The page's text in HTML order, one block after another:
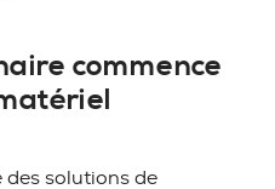
commence
des solutions de